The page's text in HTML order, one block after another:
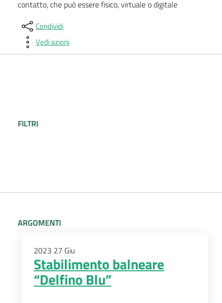
contatto, che può essere fisico, virtuale o digitale
Condividi
Vedi azioni
FILTRI
ARGOMENTI
2023 27 Giu
Stabilimento balneare
“Delfino Blu”